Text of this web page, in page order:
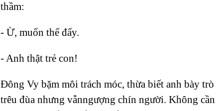
thầm:
- Ừ, muốn thế đấy.
- Anh thật trẻ con!
Đông Vy bặm môi trách móc, thừa biết anh bày trò
trêu đùa nhưng vẫnngượng chín người. Không cần